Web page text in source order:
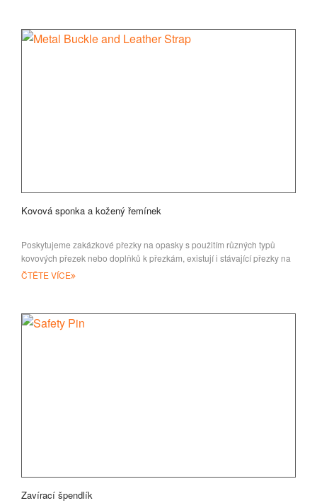
Kovová sponka a kožený řemínek
Poskytujeme zakázkové přezky na opasky s použitím různých typů
kovových přezek nebo doplňků k přezkám, existují i stávající přezky na
opasku
ČTĚTE VÍCE
Zavírací špendlík